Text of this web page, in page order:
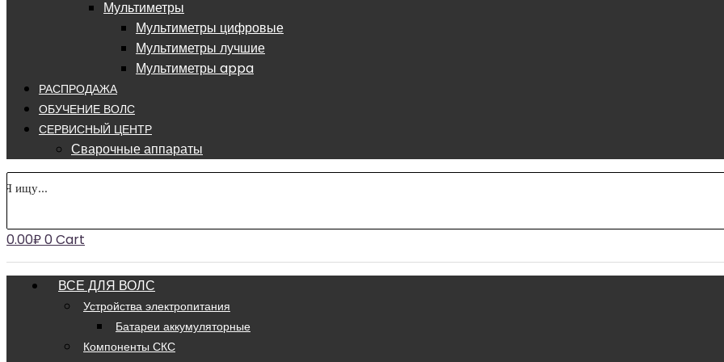
Мультиметры
Мультиметры цифровые
Мультиметры лучшие
Мультиметры appa
РАСПРОДАЖА
ОБУЧЕНИЕ ВОЛС
СЕРВИСНЫЙ ЦЕНТР
Сварочные аппараты
0.00₽0Cart
ВСЕ ДЛЯ ВОЛС
Устройства электропитания
Батареи аккумуляторные
Компоненты СКС